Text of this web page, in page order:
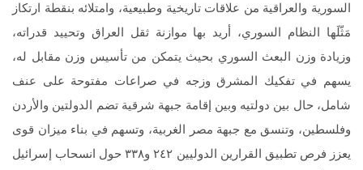
السورية والعراقية من علاقات تاريخية وطبيعية، وامتلائه بنقطة ارتكاز
مَثّلَها النظام السوري، أريد بها موازنة ثقل العراق وتحييد قدراته،
وزيادة وزن البعث السوري بحيث يتمكن من تأسيس وزن مقابل له،
يسهم في تفكيك المشرق وزجه في صراعات مفتوحة على عنف
شامل، حال بين دولتيه وبين إقامة جبهة شرقية تضم الدولتين والأردن
وفلسطين، وتنسق مع جبهة مصر الغربية، وتسهم في بناء ميزان قوى
يعزز فرص تطبيق القرارين الدوليين ٢٤٢ و٣٣٨ حول انسحاب إسرائيل